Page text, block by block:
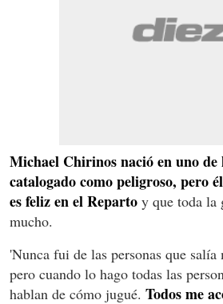
Michael Chirinos nació en uno de
catalogado como peligroso, pero
es feliz en el Reparto y que toda la
mucho.
'Nunca fui de las personas que
pero cuando lo hago todas las
hablan de cómo jugué. Todos me